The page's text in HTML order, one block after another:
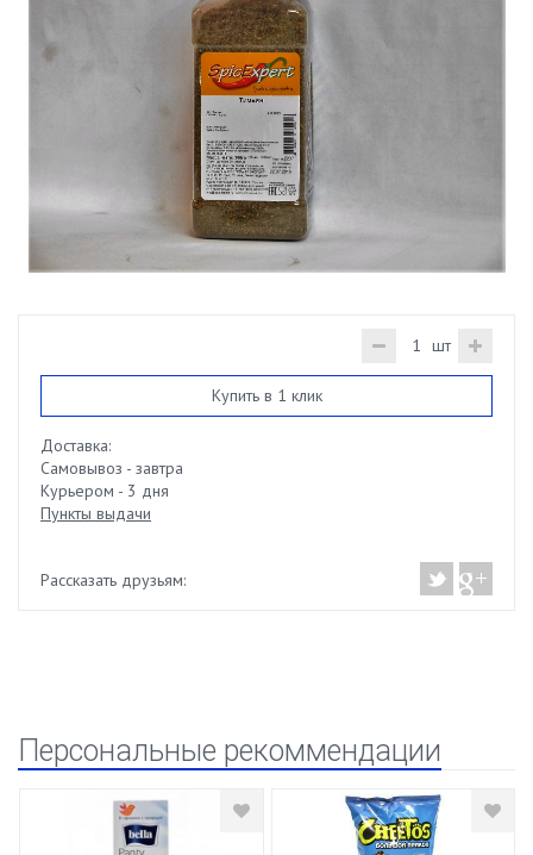
шт
Купить в 1 клик
Доставка:
Самовывоз - завтра
Курьером - 3 дня
Пункты выдачи
Рассказать друзьям:
Персональные рекоммендации